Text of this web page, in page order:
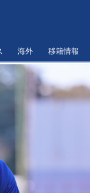
海外 移籍情報